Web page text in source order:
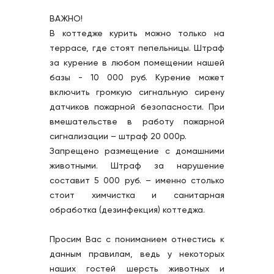
ВАЖНО!
В коттедже курить можно только на
террасе, где стоят пепельницы. Штраф
за курение в любом помещении нашей
базы - 10 000 руб. Курение может
включить громкую сигнальную сирену
датчиков пожарной безопасности. При
вмешательстве в работу пожарной
сигнализации – штраф 20 000р.
Запрещено размещение с домашними
животными. Штраф за нарушение
составит 5 000 руб. – именно столько
стоит химчистка и санитарная
обработка (дезинфекция) коттеджа.
Просим Вас с пониманием отнестись к
данным правилам, ведь у некоторых
наших гостей шерсть животных и